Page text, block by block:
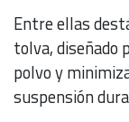
Entre ellas
tolva, diseñado
polvo y
suspensión